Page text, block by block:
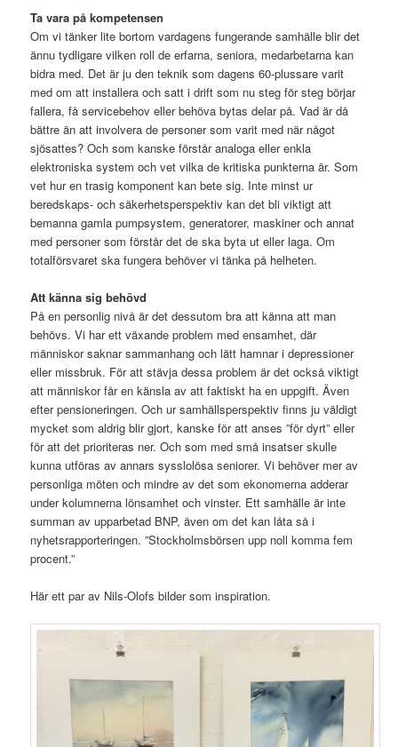
Ta vara på kompetensen
Om vi tänker lite bortom vardagens fungerande samhälle blir det
ännu tydligare vilken roll de erfarna, seniora, medarbetarna kan
bidra med. Det är ju den teknik som dagens 60-plussare varit
med om att installera och satt i drift som nu steg för steg börjar
fallera, få servicebehov eller behöva bytas delar på. Vad är då
bättre än att involvera de personer som varit med när något
sjösattes? Och som kanske förstår analoga eller enkla
elektroniska system och vet vilka de kritiska punkterna är. Som
vet hur en trasig komponent kan bete sig. Inte minst ur
beredskaps- och säkerhetsperspektiv kan det bli viktigt att
bemanna gamla pumpsystem, generatorer, maskiner och annat
med personer som förstår det de ska byta ut eller laga. Om
totalförsvaret ska fungera behöver vi tänka på helheten.
Att känna sig behövd
På en personlig nivå är det dessutom bra att känna att man
behövs. Vi har ett växande problem med ensamhet, där
människor saknar sammanhang och lätt hamnar i depressioner
eller missbruk. För att stävja dessa problem är det också viktigt
att människor får en känsla av att faktiskt ha en uppgift. Även
efter pensioneringen. Och ur samhällsperspektiv finns ju väldigt
mycket som aldrig blir gjort, kanske för att anses ”för dyrt” eller
för att det prioriteras ner. Och som med små insatser skulle
kunna utföras av annars sysslolösa seniorer. Vi behöver mer av
personliga möten och mindre av det som ekonomerna adderar
under kolumnerna lönsamhet och vinster. Ett samhälle är inte
summan av upparbetad BNP, även om det kan låta så i
nyhetsrapporteringen. ”Stockholmsbörsen upp noll komma fem
procent.”
Här ett par av Nils-Olofs bilder som inspiration.